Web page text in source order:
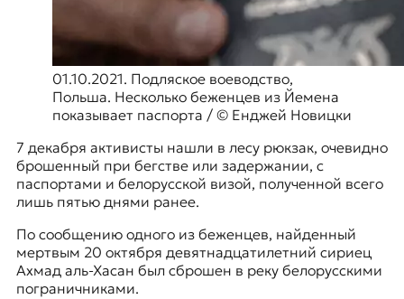
01.10.2021. Подляское воеводство,
Польша. Несколько беженцев из Йемена
показывает паспорта / © Енджей Новицки
7 декабря активисты нашли в лесу рюкзак, очевидно
брошенный при бегстве или задержании, с
паспортами и белорусской визой, полученной всего
лишь пятью днями ранее.
По сообщению одного из беженцев, найденный
мертвым 20 октября девятнадцатилетний сириец
Ахмад аль-Хасан был сброшен в реку белорусскими
пограничниками.